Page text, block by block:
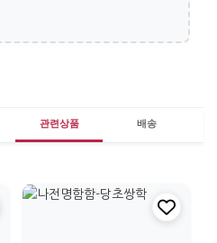
관련상품 배송